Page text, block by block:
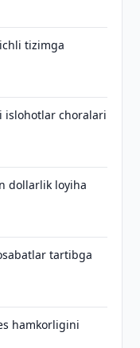
tizimga
islohotlar choralari
dollarlik loyiha
tartibga
hamkorligini